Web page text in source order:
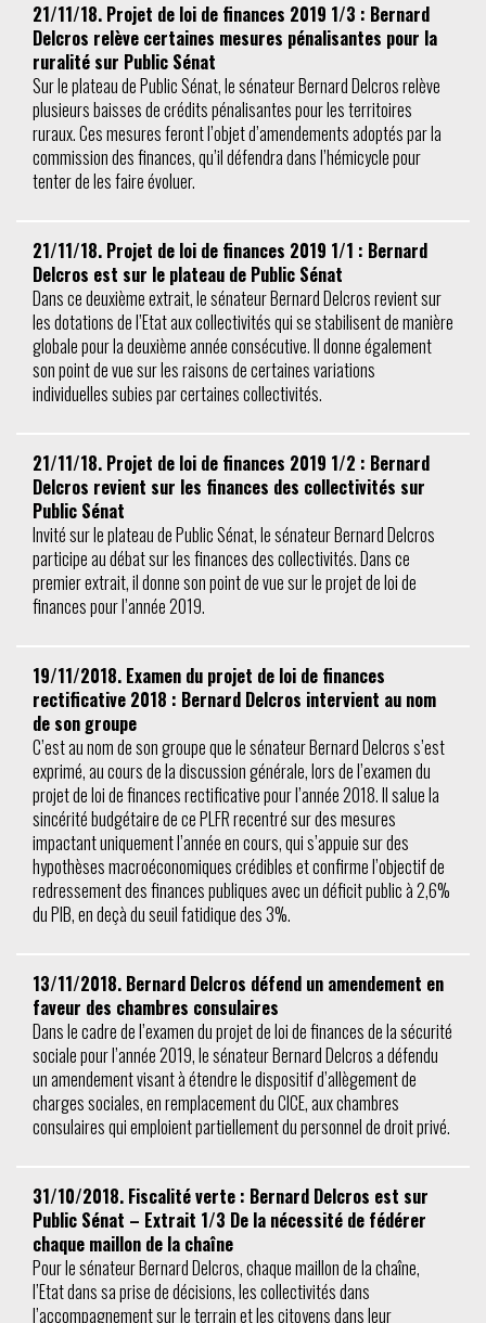
21/11/18. Projet de loi de finances 2019 1/3 : Bernard
Delcros relève certaines mesures pénalisantes pour la
ruralité sur Public Sénat
Sur le plateau de Public Sénat, le sénateur Bernard Delcros relève
plusieurs baisses de crédits pénalisantes pour les territoires
ruraux. Ces mesures feront l’objet d’amendements adoptés par la
commission des finances, qu’il défendra dans l’hémicycle pour
tenter de les faire évoluer.
21/11/18. Projet de loi de finances 2019 1/1 : Bernard
Delcros est sur le plateau de Public Sénat
Dans ce deuxième extrait, le sénateur Bernard Delcros revient sur
les dotations de l’Etat aux collectivités qui se stabilisent de manière
globale pour la deuxième année consécutive. Il donne également
son point de vue sur les raisons de certaines variations
individuelles subies par certaines collectivités.
21/11/18. Projet de loi de finances 2019 1/2 : Bernard
Delcros revient sur les finances des collectivités sur
Public Sénat
Invité sur le plateau de Public Sénat, le sénateur Bernard Delcros
participe au débat sur les finances des collectivités. Dans ce
premier extrait, il donne son point de vue sur le projet de loi de
finances pour l’année 2019.
19/11/2018. Examen du projet de loi de finances
rectificative 2018 : Bernard Delcros intervient au nom
de son groupe
C’est au nom de son groupe que le sénateur Bernard Delcros s’est
exprimé, au cours de la discussion générale, lors de l’examen du
projet de loi de finances rectificative pour l’année 2018. Il salue la
sincérité budgétaire de ce PLFR recentré sur des mesures
impactant uniquement l’année en cours, qui s’appuie sur des
hypothèses macroéconomiques crédibles et confirme l’objectif de
redressement des finances publiques avec un déficit public à 2,6%
du PIB, en deçà du seuil fatidique des 3%.
13/11/2018. Bernard Delcros défend un amendement en
faveur des chambres consulaires
Dans le cadre de l’examen du projet de loi de finances de la sécurité
sociale pour l’année 2019, le sénateur Bernard Delcros a défendu
un amendement visant à étendre le dispositif d’allègement de
charges sociales, en remplacement du CICE, aux chambres
consulaires qui emploient partiellement du personnel de droit privé.
31/10/2018. Fiscalité verte : Bernard Delcros est sur
Public Sénat – Extrait 1/3 De la nécessité de fédérer
chaque maillon de la chaîne
Pour le sénateur Bernard Delcros, chaque maillon de la chaîne,
l’Etat dans sa prise de décisions, les collectivités dans
l’accompagnement sur le terrain et les citoyens dans leur